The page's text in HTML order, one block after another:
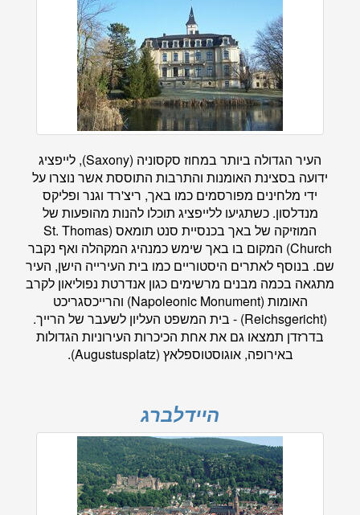
העיר הגדולה ביותר במחוז סקסוניה (Saxony), לייפציג
ידועה בסצינת האומנות והתרבות התוססת אשר נוצרו על
ידי מלחינים מפורסמים כמו באך, ריצ'רד וגנר ופליקס
מנדלסון. כשתגיעו ללייפציג תוכלו להנות מהופעות של
המוזיקה של באך בכנסיית סנט תומאס (St. Thomas
Church) המקום בו באך שימש כמנהיג המקהלה ואף נקבר
שם. בנוסף לאתרים היסטוריים כמו בית העירייה הישן, העיר
מתגאה בכמה מבנים מרשימים כגון אנדרטת נפוליאון לקרב
האומות (Napoleonic Monument) והרייכסגריכט
(Reichsgericht) - בית המשפט העליון לשעבר של הרייך.
בדרזדן תמצאו גם את אחת הכיכרות העירוניות הגדולות
באירופה, אוגוסטוספלאץ (Augustusplatz).
היידלברג